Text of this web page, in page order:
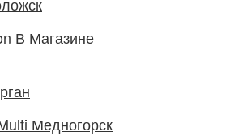
В Магазине
Медногорск